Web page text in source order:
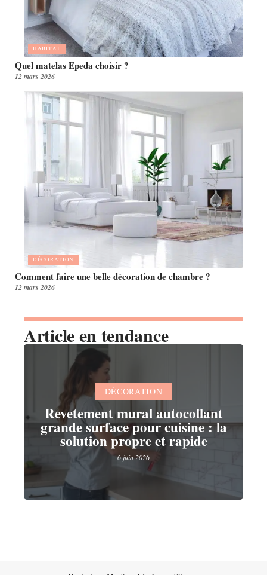
HABITAT
Quel matelas Epeda choisir ?
12 mars 2026
DÉCORATION
Comment faire une belle décoration de chambre ?
12 mars 2026
Article en tendance
DÉCORATION
Revetement mural autocollant
grande surface pour cuisine : la
solution propre et rapide
6 juin 2026